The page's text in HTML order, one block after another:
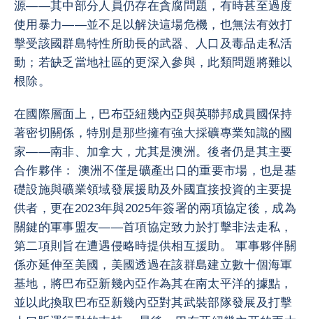
源——其中部分人員仍存在貪腐問題，有時甚至過度
使用暴力——並不足以解決這場危機，也無法有效打
擊受該國群島特性所助長的武器、人口及毒品走私活
動；若缺乏當地社區的更深入參與，此類問題將難以
根除。
在國際層面上，巴布亞紐幾內亞與英聯邦成員國保持
著密切關係，特別是那些擁有強大採礦專業知識的國
家——南非、加拿大，尤其是澳洲。後者仍是其主要
合作夥伴： 澳洲不僅是礦產出口的重要市場，也是基
礎設施與礦業領域發展援助及外國直接投資的主要提
供者，更在2023年與2025年簽署的兩項協定後，成為
關鍵的軍事盟友——首項協定致力於打擊非法走私，
第二項則旨在遭遇侵略時提供相互援助。 軍事夥伴關
係亦延伸至美國，美國透過在該群島建立數十個海軍
基地，將巴布亞新幾內亞作為其在南太平洋的據點，
並以此換取巴布亞新幾內亞對其武裝部隊發展及打擊